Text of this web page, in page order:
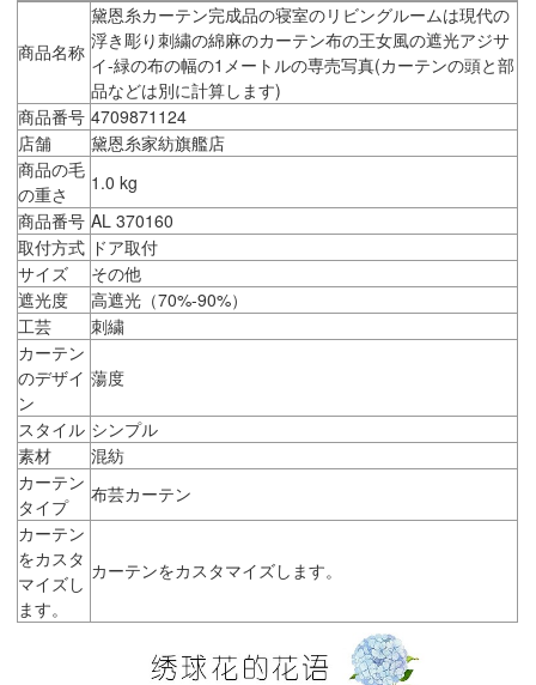
商品名称
黛恩糸カーテン完成品の寝室のリビングルームは現代の
浮き彫り刺繍の綿麻のカーテン布の王女風の遮光アジサ
イ-緑の布の幅の1メートルの専売写真(カーテンの頭と部
品などは別に計算します)
商品番号 4709871124
店舗
黛恩糸家紡旗艦店
商品の毛
の重さ
1.0 kg
商品番号 AL 370160
取付方式 ドア取付
サイズ
その他
遮光度
高遮光（70%-90%）
工芸
刺繍
カーテン
のデザイ
ン
蕩度
スタイル シンプル
素材
混紡
カーテン
タイプ
布芸カーテン
カーテン
をカスタ
マイズし
ます。
カーテンをカスタマイズします。